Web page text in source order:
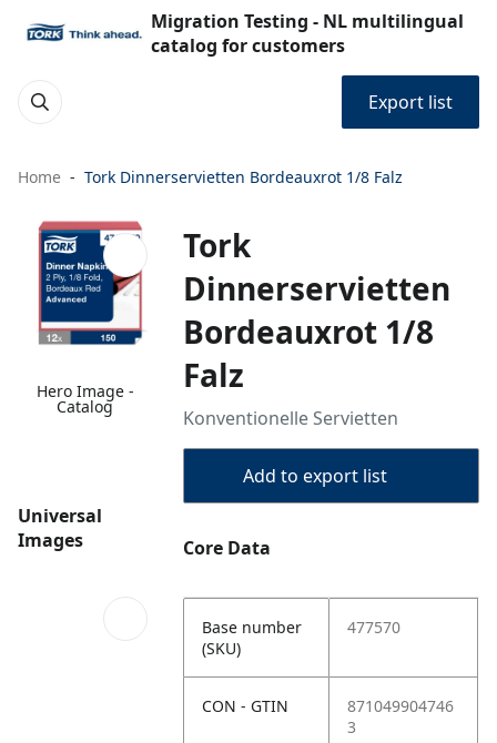
Migration Testing - NL multilingual
catalog for customers
Export list
Home Tork Dinnerservietten Bordeauxrot 1/8 Falz
Hero Image -
Catalog
Universal
Images
Tork
Dinnerservietten
Bordeauxrot 1/8
Falz
Konventionelle Servietten
Add to export list
Core Data
Base number
(SKU)
477570
CON - GTIN
871049904746
3